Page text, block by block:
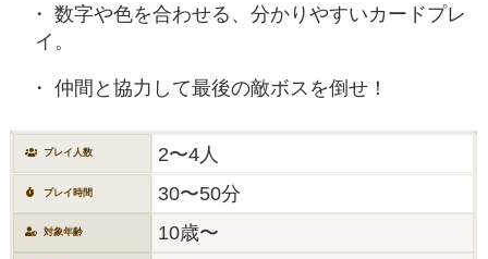
数字や色を合わせる、分かりやすいカードプレ
イ。
仲間と協力して最後の敵ボスを倒せ！
プレイ人数 2〜4人
プレイ時間 30〜50分
対象年齢 10歳〜